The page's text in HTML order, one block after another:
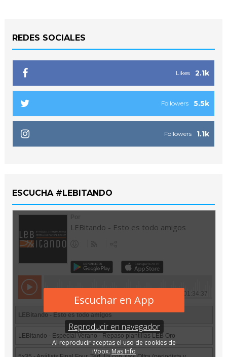
REDES SOCIALES
2.1k
Likes
5.5k
Followers
1.1k
Followers
ESCUCHA #LEBITANDO